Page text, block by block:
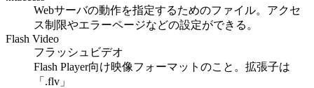
Webサーバの動作を指定するためのファイル。アクセ
ス制限やエラーページなどの設定ができる。
Flash Video
フラッシュビデオ
Flash Player向け映像フォーマットのこと。拡張子は
「.flv」